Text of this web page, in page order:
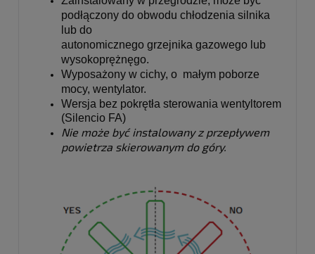
podłączony do obwodu chłodzenia silnika
lub do
autonomicznego grzejnika gazowego lub
wysokoprężnęgo.
Wyposażony w cichy, o  małym poborze
mocy, wentylator.
Wersja bez pokrętła sterowania wentyltorem
(Silencio FA)
Nie może być instalowany z przepływem
powietrza skierowanym do góry.